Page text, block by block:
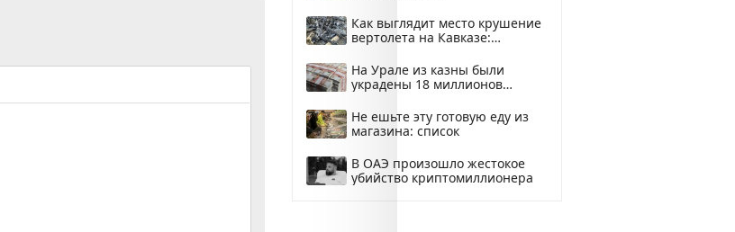
Как выглядит место крушение
вертолета на Кавказе:
На Урале из казны были
украдены 18 миллионов
Не ешьте эту готовую еду из
магазина: список
В ОАЭ произошло жестокое
убийство криптомиллионера